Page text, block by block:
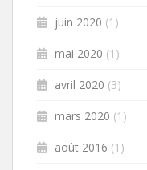
juin 2020 (1)
mai 2020 (1)
avril 2020 (3)
mars 2020 (1)
août 2016 (1)